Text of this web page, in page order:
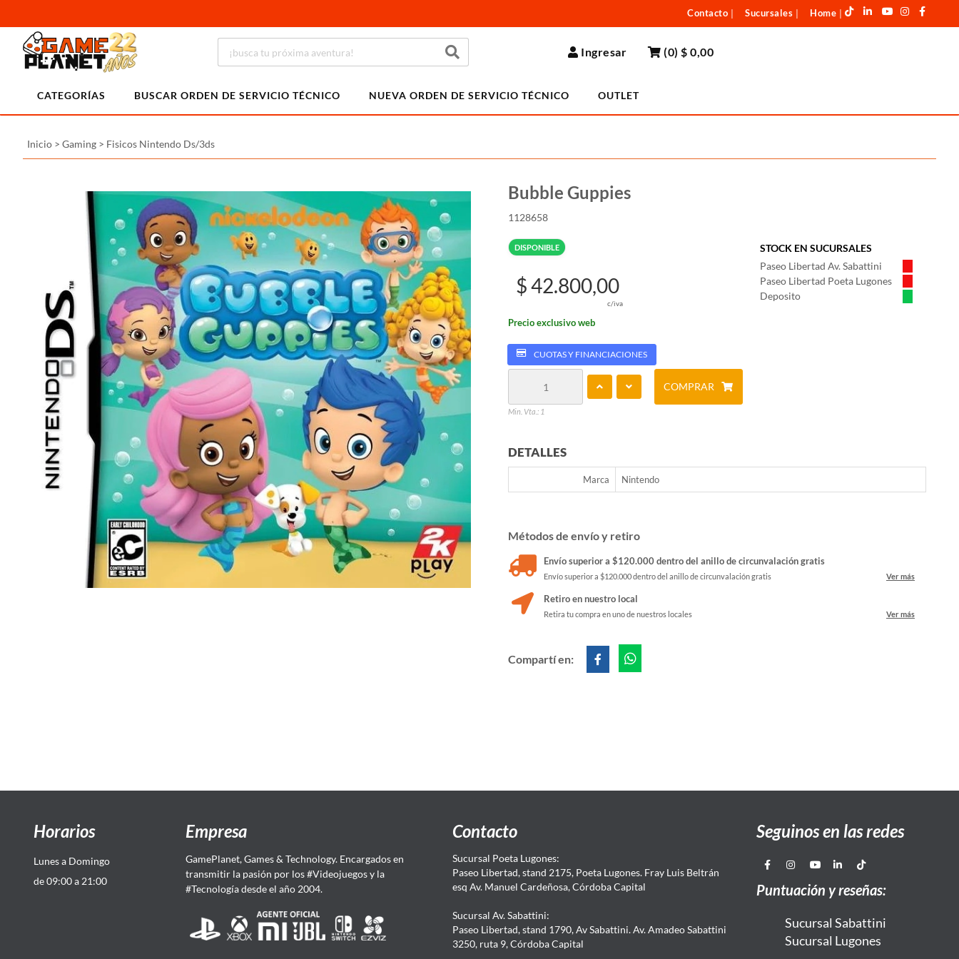
Contacto Sucursales Home
Ingresar (0)$ 0,00
CATEGORÍAS BUSCAR ORDEN DE SERVICIO TÉCNICO NUEVA ORDEN DE SERVICIO TÉCNICO OUTLET
Inicio > Gaming > Fisicos Nintendo Ds/3ds
Bubble Guppies
1128658
DISPONIBLE
STOCK EN SUCURSALES
Paseo Libertad Av. Sabattini
Paseo Libertad Poeta Lugones
Deposito
$ 42.800,00
c/iva
Precio exclusivo web
CUOTAS Y FINANCIACIONES
Min. Vta.: 1
COMPRAR
DETALLES
Marca Nintendo
Métodos de envío y retiro
Envío superior a $120.000 dentro del anillo de circunvalación gratis
Envío superior a $120.000 dentro del anillo de circunvalación gratis Ver más
Retiro en nuestro local
Retira tu compra en uno de nuestros locales Ver más
Compartí en:
Horarios
Lunes a Domingo
de 09:00 a 21:00
Empresa
GamePlanet, Games & Technology. Encargados en
transmitir la pasión por los #Videojuegos y la
#Tecnología desde el año 2004.
Contacto
Sucursal Poeta Lugones:
Paseo Libertad, stand 2175, Poeta Lugones. Fray Luis Beltrán
esq Av. Manuel Cardeñosa, Córdoba Capital
Sucursal Av. Sabattini:
Paseo Libertad, stand 1790, Av Sabattini. Av. Amadeo Sabattini
3250, ruta 9, Córdoba Capital
Seguinos en las redes
Puntuación y reseñas:
Sucursal Sabattini
Sucursal Lugones